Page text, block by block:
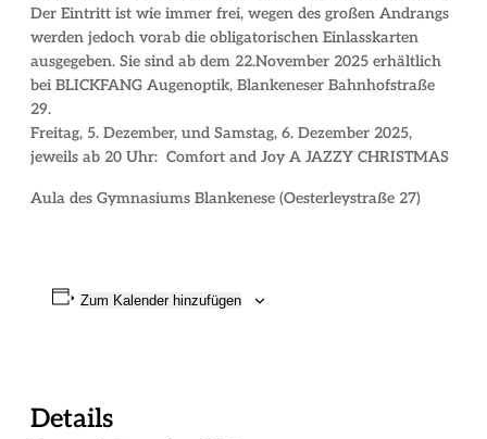
Der Eintritt ist wie immer frei, wegen des großen Andrangs
werden jedoch vorab die obligatorischen Einlasskarten
ausgegeben. Sie sind ab dem 22.November 2025 erhältlich
bei BLICKFANG Augenoptik, Blankeneser Bahnhofstraße
29.
Freitag, 5. Dezember, und Samstag, 6. Dezember 2025,
jeweils ab 20 Uhr: Comfort and Joy A JAZZY CHRISTMAS
Aula des Gymnasiums Blankenese (Oesterleystraße 27)‍
Zum Kalender hinzufügen
Details